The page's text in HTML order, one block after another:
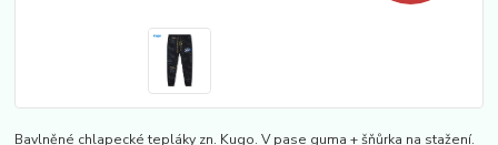
Bavlněné chlapecké tepláky zn. Kugo. V pase guma + šňůrka na stažení.